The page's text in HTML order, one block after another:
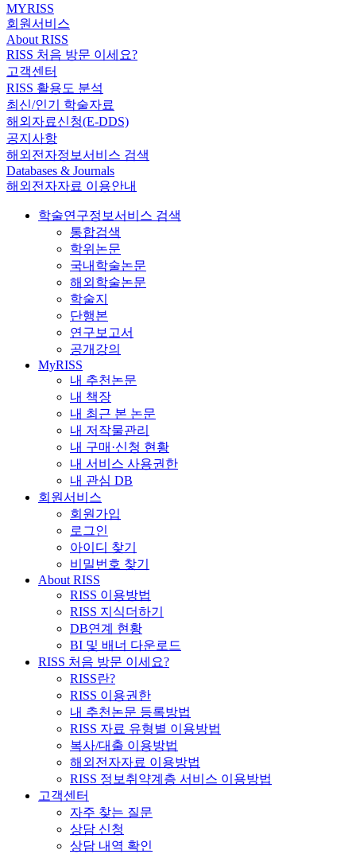
MYRISS
회원서비스
About RISS
RISS 처음 방문 이세요?
고객센터
RISS 활용도 분석
최신/인기 학술자료
해외자료신청(E-DDS)
공지사항
해외전자정보서비스 검색
Databases & Journals
해외전자자료 이용안내
학술연구정보서비스 검색
통합검색
학위논문
국내학술논문
해외학술논문
학술지
단행본
연구보고서
공개강의
MyRISS
내 추천논문
내 책장
내 최근 본 논문
내 저작물관리
내 구매·신청 현황
내 서비스 사용권한
내 관심 DB
회원서비스
회원가입
로그인
아이디 찾기
비밀번호 찾기
About RISS
RISS 이용방법
RISS 지식더하기
DB연계 현황
BI 및 배너 다운로드
RISS 처음 방문 이세요?
RISS란?
RISS 이용권한
내 추천논문 등록방법
RISS 자료 유형별 이용방법
복사/대출 이용방법
해외전자자료 이용방법
RISS 정보취약계층 서비스 이용방법
고객센터
자주 찾는 질문
상담 신청
상담 내역 확인